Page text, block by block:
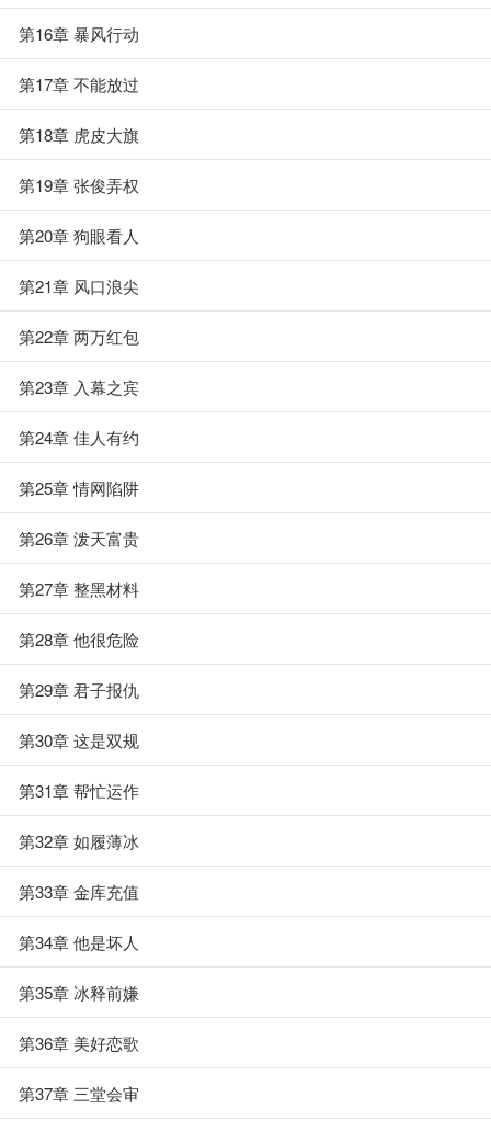
第16章 暴风行动
第17章 不能放过
第18章 虎皮大旗
第19章 张俊弄权
第20章 狗眼看人
第21章 风口浪尖
第22章 两万红包
第23章 入幕之宾
第24章 佳人有约
第25章 情网陷阱
第26章 泼天富贵
第27章 整黑材料
第28章 他很危险
第29章 君子报仇
第30章 这是双规
第31章 帮忙运作
第32章 如履薄冰
第33章 金库充值
第34章 他是坏人
第35章 冰释前嫌
第36章 美好恋歌
第37章 三堂会审